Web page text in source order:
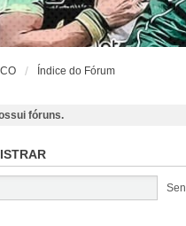
Índice do Fórum
fóruns.